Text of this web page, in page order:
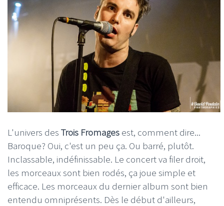
L'univers des Trois Fromages est, comment dire...
Baroque? Oui, c'est un peu ça. Ou barré, plutôt.
Inclassable, indéfinissable. Le concert va filer droit,
les morceaux sont bien rodés, ça joue simple et
efficace. Les morceaux du dernier album sont bien
entendu omniprésents. Dès le début d'ailleurs,